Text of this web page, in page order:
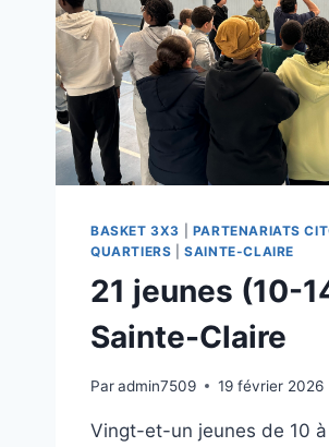
BASKET 3X3 PARTENARIATS
QUARTIERS |SAINTE-CLAIRE
21 jeunes (10-
Sainte-Claire
Paradmin7509 19 février 2026
Vingt-et-un jeunes de 10